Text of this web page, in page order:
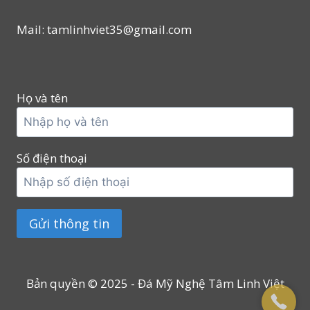
Mail: tamlinhviet35@gmail.com
Họ và tên
Số điện thoại
Bản quyền © 2025 - Đá Mỹ Nghệ Tâm Linh Việt